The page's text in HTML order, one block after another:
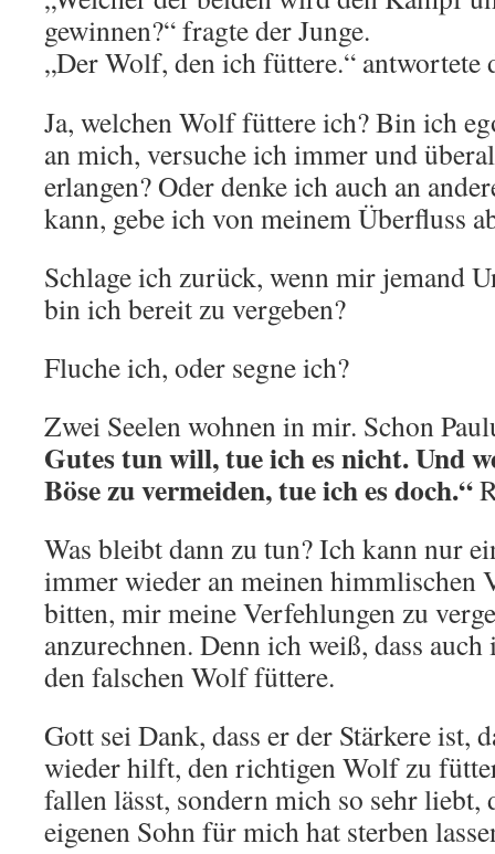
gewinnen?“ fragte der Junge.
„Der Wolf, den ich füttere.“ antwortete
Ja, welchen Wolf füttere ich? Bin ich
an mich, versuche ich immer und
erlangen? Oder denke ich auch an
kann, gebe ich von meinem Überfluss
Schlage ich zurück, wenn mir jemand
bin ich bereit zu vergeben?
Fluche ich, oder segne ich?
Zwei Seelen wohnen in mir. Schon
Gutes tun will, tue ich es nicht. Und
Böse zu vermeiden, tue ich es doch.“
Was bleibt dann zu tun? Ich kann nur
immer wieder an meinen himmlischen
bitten, mir meine Verfehlungen zu
anzurechnen. Denn ich weiß, dass
den falschen Wolf füttere.
Gott sei Dank, dass er der Stärkere ist,
wieder hilft, den richtigen Wolf zu
fallen lässt, sondern mich so sehr liebt,
eigenen Sohn für mich hat sterben